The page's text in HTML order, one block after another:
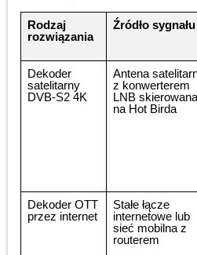
Rodzaj
rozwiązania
Źródło sygnału
Dekoder
satelitarny
DVB-S2 4K
Antena
z konwerterem
LNB skierowana
na Hot Birda
Dekoder OTT
przez internet
Stałe łącze
internetowe lub
sieć mobilna z
routerem